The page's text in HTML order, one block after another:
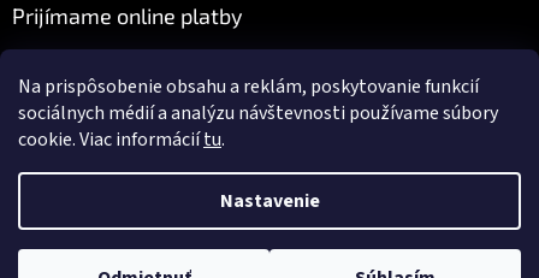
Na prispôsobenie obsahu a reklám, poskytovanie funkcií
sociálnych médií a analýzu návštevnosti používame súbory
cookie. Viac informáciítu.
Nastavenie
Prijímame online platby
Copyright 2026Auto-dielna.sk. Všetky práva vyhradené.Upraviť